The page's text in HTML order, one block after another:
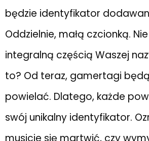
będzie identyfikator
Oddzielnie, małą czcionką.
integralną częścią Waszej
to? Od teraz, gamertagi
powielać. Dlatego, każde
swój unikalny identyfikator.
musicie się martwić, czy